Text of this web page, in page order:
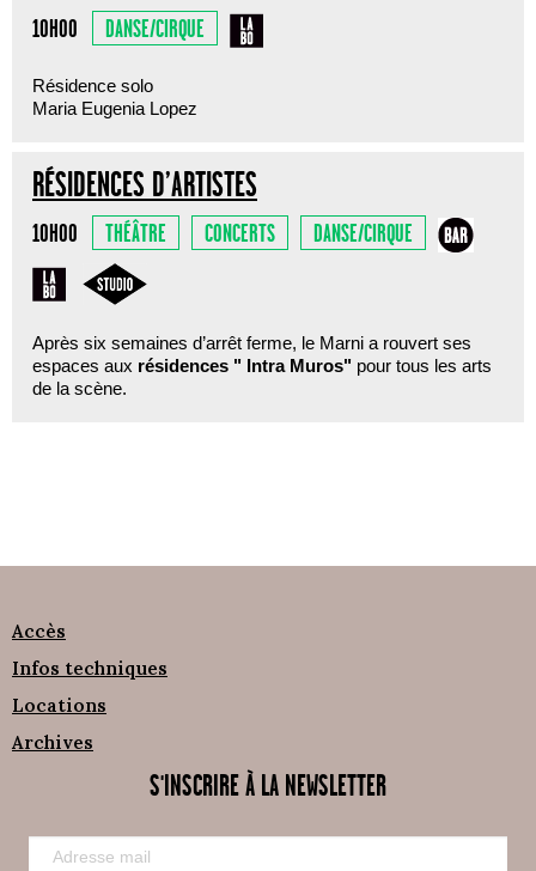
10H00 DANSE/CIRQUE
Résidence solo
Maria Eugenia Lopez
RÉSIDENCES D’ARTISTES
10H00 THÉÂTRE CONCERTS DANSE/CIRQUE
Après six semaines d’arrêt ferme, le Marni a rouvert ses
espaces aux résidences " Intra Muros" pour tous les arts
de la scène.
Accès
Infos techniques
Locations
Archives
S'INSCRIRE À LA NEWSLETTER